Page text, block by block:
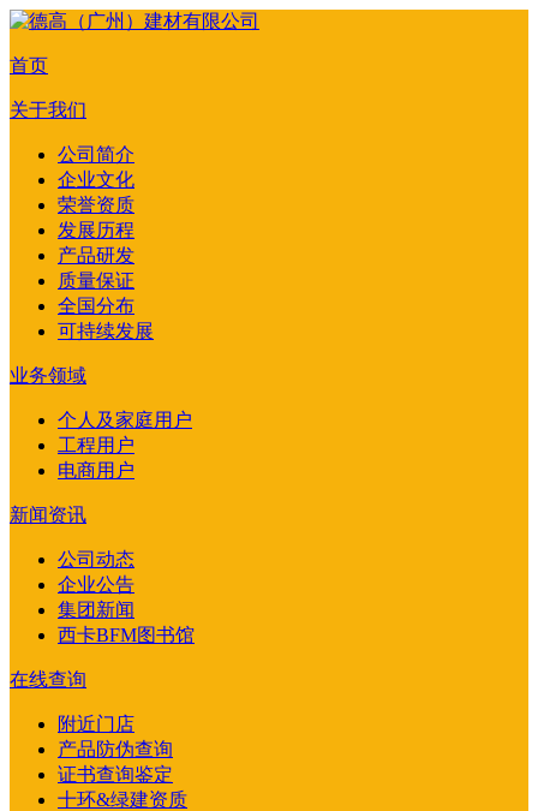
首页
关于我们
公司简介
企业文化
荣誉资质
发展历程
产品研发
质量保证
全国分布
可持续发展
业务领域
个人及家庭用户
工程用户
电商用户
新闻资讯
公司动态
企业公告
集团新闻
西卡BFM图书馆
在线查询
附近门店
产品防伪查询
证书查询鉴定
十环&绿建资质